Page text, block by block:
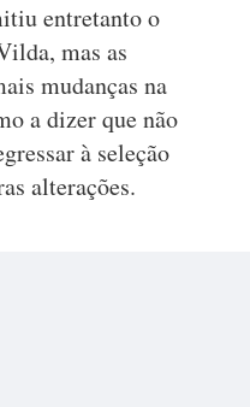
entretanto o
mas as
mudanças na
a dizer que não
à seleção
alterações.